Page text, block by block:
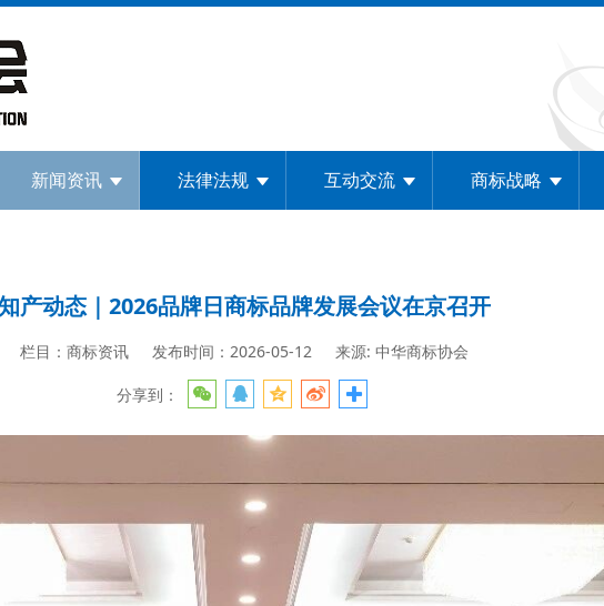
新闻资讯 法律法规 互动交流 商标战略
产动态｜2026品牌日商标品牌发展会议在京召开
栏目：商标资讯 发布时间：2026-05-12 来源: 中华商标协会
分享到：